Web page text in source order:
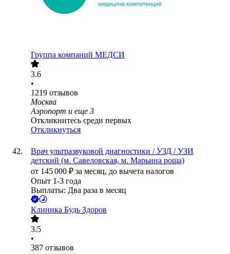
Группа компаний МЕДСИ
3.6
•
1219 отзывов
Москва
Аэропорт и еще 3
Откликнитесь среди первых
Откликнуться
Врач ультразвуковой диагностики / УЗД / УЗИ
детский (м. Савеловская, м. Марьина роща)
от 145 000 ₽ за месяц, до вычета налогов
Опыт 1-3 года
Выплаты: Два раза в месяц
Клиника Будь Здоров
3.5
•
387 отзывов